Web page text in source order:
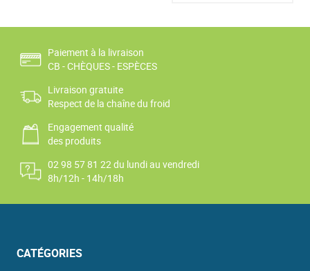
Paiement à la livraison
CB - CHÈQUES - ESPÈCES
Livraison gratuite
Respect de la chaîne du froid
Engagement qualité
des produits
02 98 57 81 22 du lundi au vendredi
8h/12h - 14h/18h
CATÉGORIES